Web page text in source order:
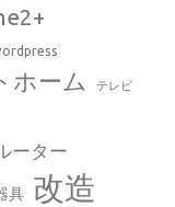
ホーム テレビ
ーター
具 改造